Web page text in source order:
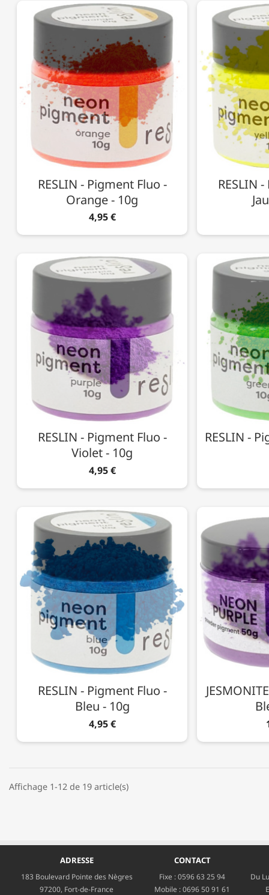
RESLIN - Pigment Fluo -
Orange - 10g
4,95 €
RESLIN
RESLIN - Pigment Fluo -
Violet - 10g
4,95 €
RESLIN -
RESLIN - Pigment Fluo -
Bleu - 10g
4,95 €
Affichage 1-12 de 19 article(s)
ADRESSE
183 Boulevard Pointe des Nègres
97200, Fort-de-France
CONTACT
Fixe :0596 63 25 94
Mobile :0696 50 91 61
Du